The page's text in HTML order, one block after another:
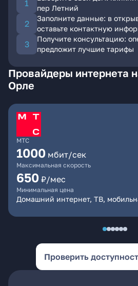
пер Летний
Заполните данные: в
оставьте контактную
Получите консультацию:
предложит лучшие тарифы
Провайдеры интернета
Орле
МТС
1000 мбит/сек
Максимальная скорость
650 ₽/мес
Минимальная цена
Домашний интернет, ТВ,
Проверить